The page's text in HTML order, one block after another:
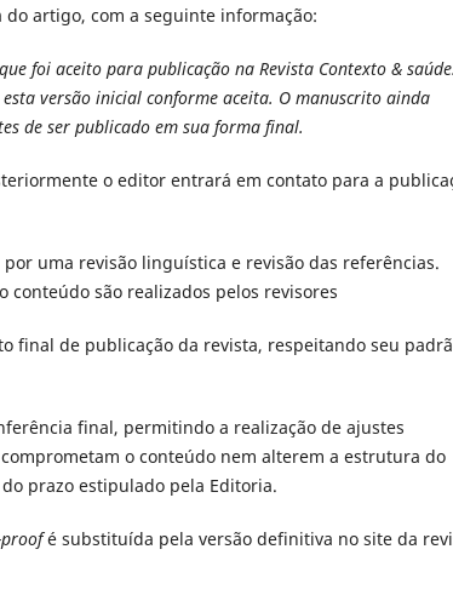
artigo, com a seguinte informação:
foi aceito para publicação na Revista Contexto & saúde.
versão inicial conforme aceita. O manuscrito ainda
de ser publicado em sua forma final.
o editor entrará em contato para a
uma revisão linguística e revisão das referências.
conteúdo são realizados pelos revisores
final de publicação da revista, respeitando seu
final, permitindo a realização de ajustes
o conteúdo nem alterem a estrutura do
prazo estipulado pela Editoria.
é substituída pela versão definitiva no site da